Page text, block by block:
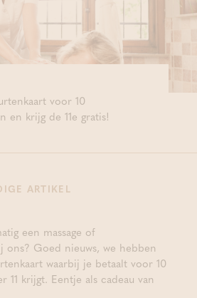
voor 10
en krijg de 11e gratis!
ARTIKEL
een massage of
ons? Goed nieuws, we hebben
waarbij je betaalt voor 10
11 krijgt. Eentje als cadeau van